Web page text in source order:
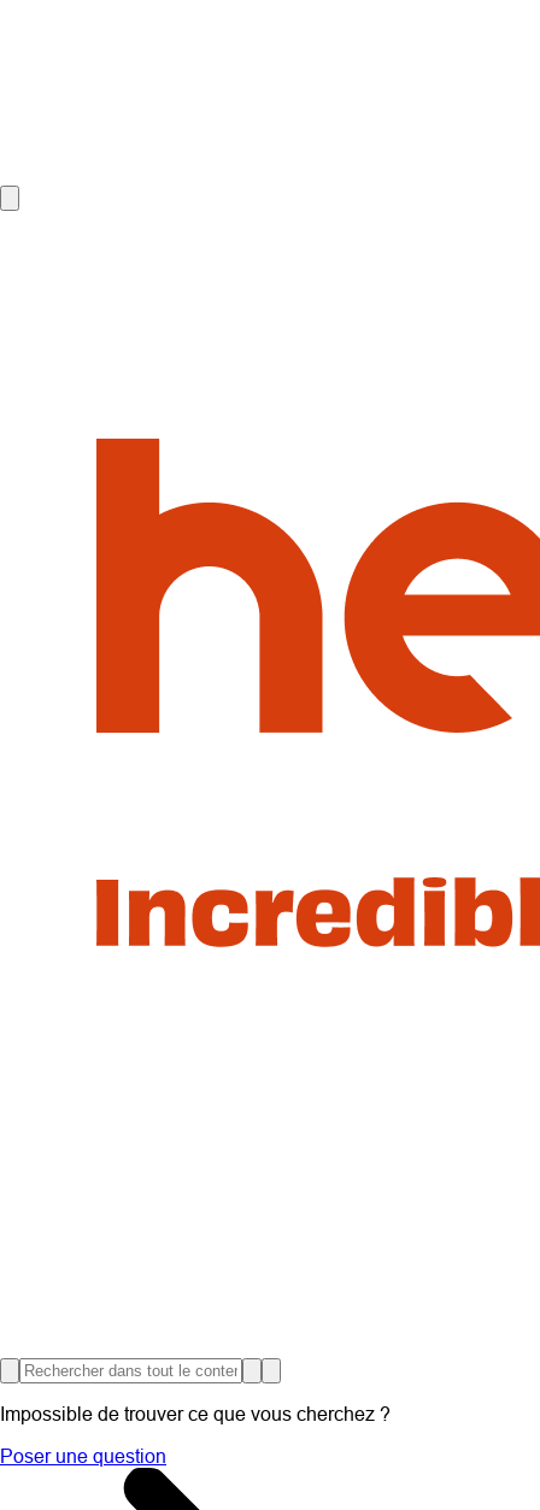
Impossible de trouver ce que vous cherchez ?
Poser une question